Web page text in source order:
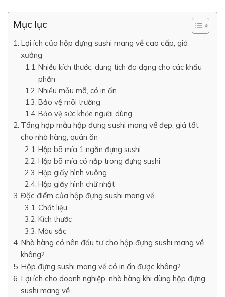
Mục lục
Lợi ích của hộp đựng sushi mang về cao cấp, giá
xưởng
Nhiều kích thước, dung tích đa dạng cho các khẩu
phần
Nhiều mẫu mã, có in ấn
Bảo vệ môi trường
Bảo vệ sức khỏe người dùng
Tổng hợp mẫu hộp đựng sushi mang về đẹp, giá tốt
cho nhà hàng, quán ăn
Hộp bã mía 1 ngăn đựng sushi
Hộp bã mía có nắp trong đựng sushi
Hộp giấy hình vuông
Hộp giấy hình chữ nhật
Đặc điểm của hộp đựng sushi mang về
Chất liệu
Kích thước
Màu sắc
Nhà hàng có nên đầu tư cho hộp đựng sushi mang về
không?
Hộp đựng sushi mang về có in ấn được không?
Lợi ích cho doanh nghiệp, nhà hàng khi dùng hộp đựng
sushi mang về